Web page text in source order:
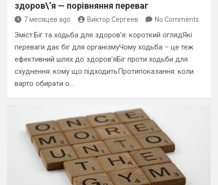
здоров\’я — порівняння переваг
7 месяцев ago Виктор Сергеев No Comments
Зміст:Біг та ходьба для здоров’я: короткий оглядЯкі
переваги дає біг для організмуЧому ходьба – це теж
ефективний шлях до здоров’яБіг проти ходьби для
схуднення: кому що підходитьПротипоказання: коли
варто обирати о…